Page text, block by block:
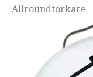
Allroundtorkare